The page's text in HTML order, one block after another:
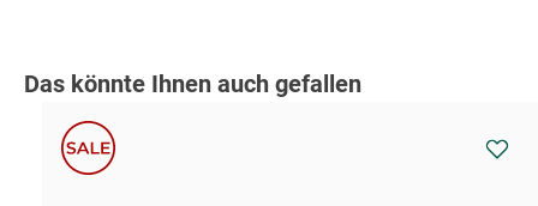
Produktgalerie überspringen
Das könnte Ihnen auch gefallen